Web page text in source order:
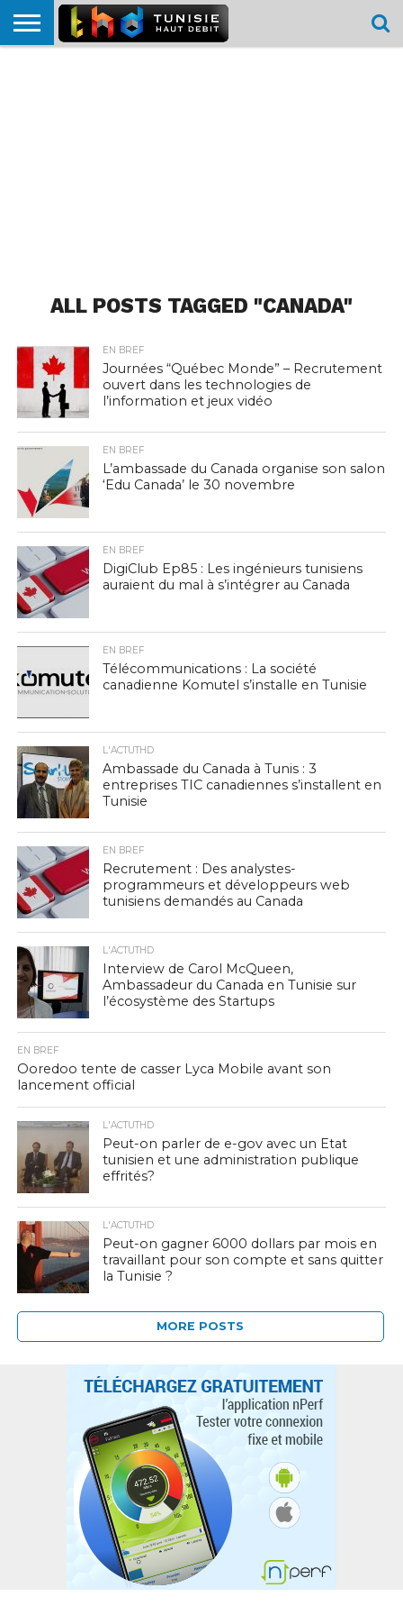
ALL POSTS TAGGED "CANADA"
EN BREF
Journées “Québec Monde” – Recrutement
ouvert dans les technologies de
l’information et jeux vidéo
EN BREF
L’ambassade du Canada organise son salon
‘Edu Canada’ le 30 novembre
EN BREF
DigiClub Ep85 : Les ingénieurs tunisiens
auraient du mal à s’intégrer au Canada
EN BREF
Télécommunications : La société
canadienne Komutel s’installe en Tunisie
L'ACTUTHD
Ambassade du Canada à Tunis : 3
entreprises TIC canadiennes s’installent en
Tunisie
EN BREF
Recrutement : Des analystes-
programmeurs et développeurs web
tunisiens demandés au Canada
L'ACTUTHD
Interview de Carol McQueen,
Ambassadeur du Canada en Tunisie sur
l’écosystème des Startups
EN BREF
Ooredoo tente de casser Lyca Mobile avant son
lancement official
L'ACTUTHD
Peut-on parler de e-gov avec un Etat
tunisien et une administration publique
effrités?
L'ACTUTHD
Peut-on gagner 6000 dollars par mois en
travaillant pour son compte et sans quitter
la Tunisie ?
MORE POSTS